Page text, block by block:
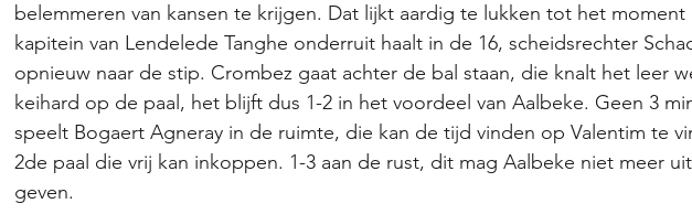
belemmeren van kansen te krijgen. Dat lijkt aardig te lukken tot het
kapitein van Lendelede Tanghe onderruit haalt in de 16, scheidsrechter
opnieuw naar de stip. Crombez gaat achter de bal staan, die knalt het leer
keihard op de paal, het blijft dus 1-2 in het voordeel van Aalbeke. Geen 3
speelt Bogaert Agneray in de ruimte, die kan de tijd vinden op Valentim te
2de paal die vrij kan inkoppen. 1-3 aan de rust, dit mag Aalbeke niet meer
geven.